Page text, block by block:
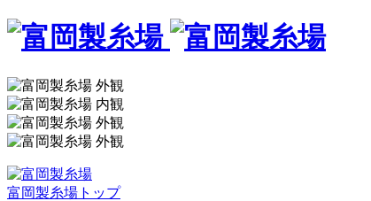
富岡製糸場トップ